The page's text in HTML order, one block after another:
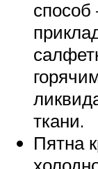
способ
ткани.
Пятна